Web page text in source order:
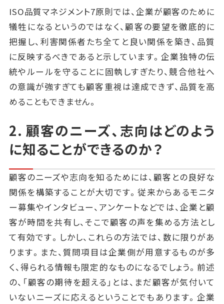
ISO品質マネジメント7原則では、企業が顧客のために
犠牲になるというのではなく、顧客の要望を徹底的に
把握し、利害関係者たち全てと良い関係を築き、品質
に反映するべきであると示しています。企業独特の伝
統やルールを守ることに固執しすぎたり、競合他社へ
の意識が強すぎても顧客重視は達成できず、品質を高
めることもできません。
2. 顧客のニーズ、志向はどのよう
に知ることができるのか？
顧客のニーズや志向を知るためには、顧客との良好な
関係を構築することが大切です。従来からあるモニタ
ー募集やインタビュー、アンケートなどでは、企業と顧
客が時間を共有し、そこで顧客の声を集める方法とし
て有効です。しかし、これらの方法では、数に限りがあ
ります。また、質問項目は企業側が用意するものが多
く、得られる情報も限定的なものになるでしょう。前述
の、「顧客の期待を超える」とは、まだ顧客が気付いて
いないニーズに応えるということでもあります。企業